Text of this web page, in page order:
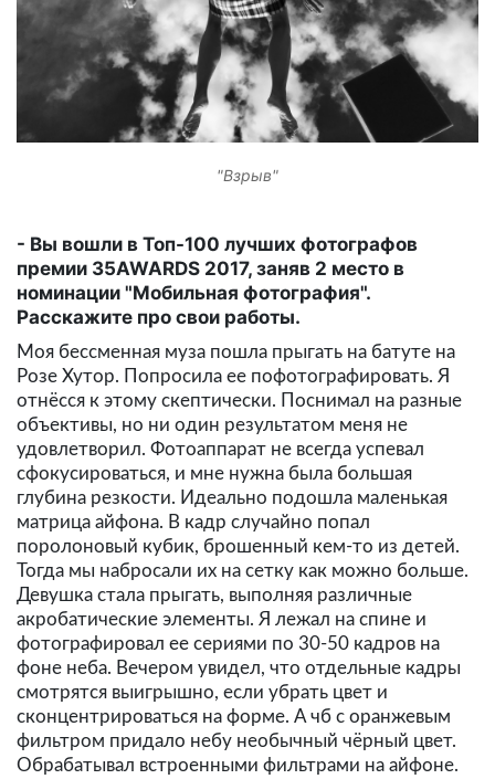
"Взрыв"
Вы вошли в Топ-100 лучших фотографов
премии 35AWARDS 2017, заняв 2 место в
номинации "Мобильная фотография".
Расскажите про свои работы.
Моя бессменная муза пошла прыгать на батуте на
Розе Хутор. Попросила ее пофотографировать. Я
отнёсся к этому скептически. Поснимал на разные
объективы, но ни один результатом меня не
удовлетворил. Фотоаппарат не всегда успевал
сфокусироваться, и мне нужна была большая
глубина резкости. Идеально подошла маленькая
матрица айфона. В кадр случайно попал
поролоновый кубик, брошенный кем-то из детей.
Тогда мы набросали их на сетку как можно больше.
Девушка стала прыгать, выполняя различные
акробатические элементы. Я лежал на спине и
фотографировал ее сериями по 30-50 кадров на
фоне неба. Вечером увидел, что отдельные кадры
смотрятся выигрышно, если убрать цвет и
сконцентрироваться на форме. А чб с оранжевым
фильтром придало небу необычный чёрный цвет.
Обрабатывал встроенными фильтрами на айфоне.